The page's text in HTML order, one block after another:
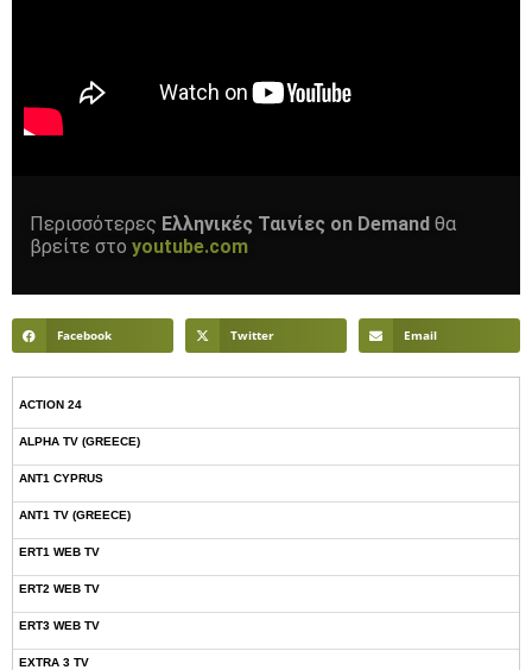
Περισσότερες Ελληνικές Ταινίες on Demand θα
βρείτε στο youtube.com
Facebook Twitter Email
ACTION 24
ALPHA TV (GREECE)
ANT1 CYPRUS
ANT1 TV (GREECE)
ERT1 WEB TV
ERT2 WEB TV
ERT3 WEB TV
EXTRA 3 TV